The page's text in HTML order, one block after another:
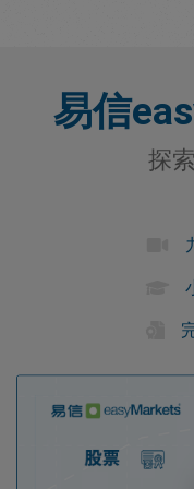
易信
探